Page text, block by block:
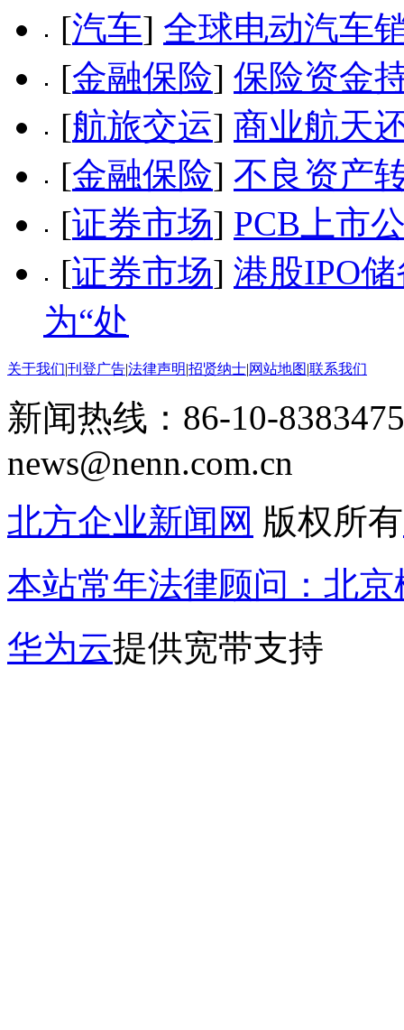
[汽车] 全球电动汽车
[金融保险] 保险资金
[航旅交运] 商业航天
[金融保险] 不良资产
[证券市场] PCB上市
[证券市场] 港股IPO
为“处
关于我们|刊登广告|法律声明|招贤纳士|网站地图|联系我们
新闻热线：86-10-
news@nenn.com.cn
北方企业新闻网 版权所有
本站常年法律顾问：北
华为云提供宽带支持